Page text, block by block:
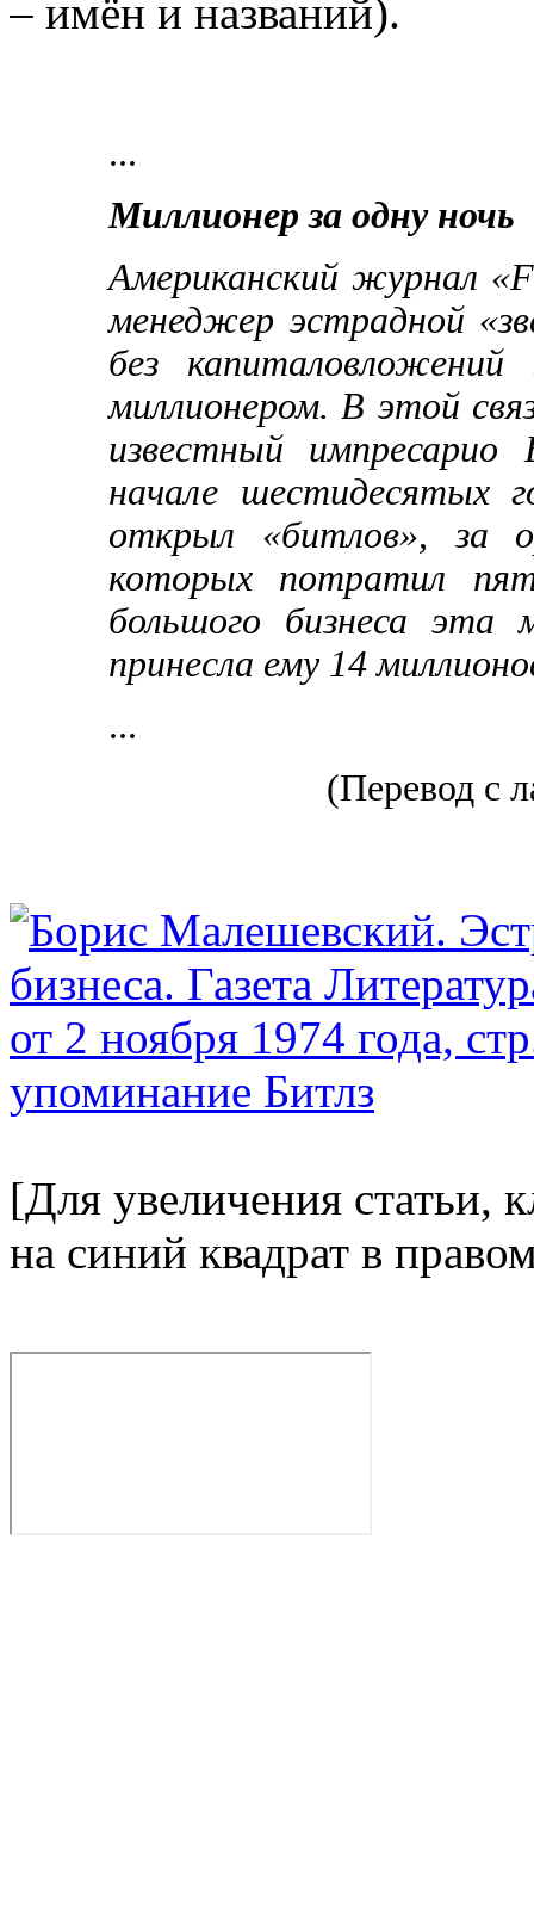
– имён и названий).
...
Миллионер за одну ночь
Американский журнал
менеджер эстрадной
без
миллионером. В этой
известный
начале шестидесятых
открыл «битлов», за
которых потратил
большого бизнеса эта
принесла ему 14
...
(Перевод с
[Для увеличения статьи,
на синий квадрат в